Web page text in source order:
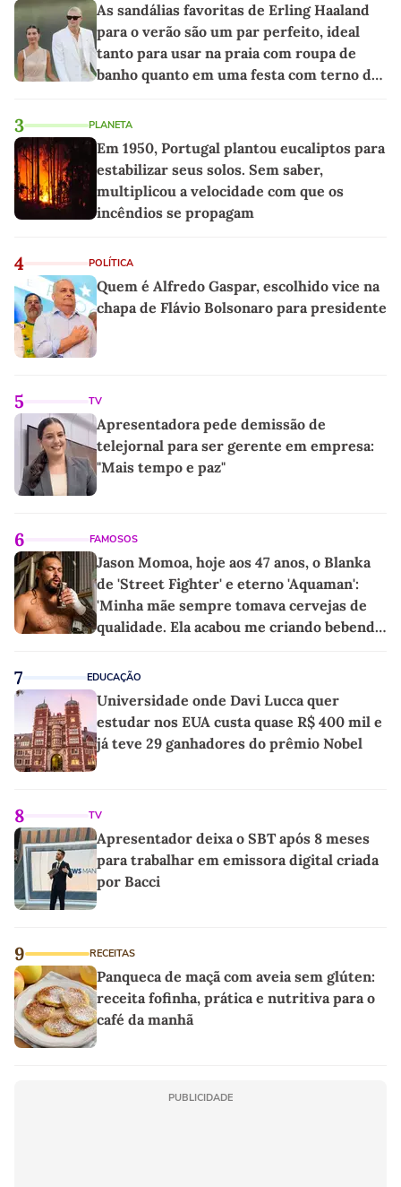
As sandálias favoritas de Erling Haaland
para o verão são um par perfeito, ideal
tanto para usar na praia com roupa de
banho quanto em uma festa com terno de
3 PLANETA
Em 1950, Portugal plantou eucaliptos para
estabilizar seus solos. Sem saber,
multiplicou a velocidade com que os
incêndios se propagam
4 POLÍTICA
Quem é Alfredo Gaspar, escolhido vice na
chapa de Flávio Bolsonaro para presidente
5 TV
Apresentadora pede demissão de
telejornal para ser gerente em empresa:
"Mais tempo e paz"
6 FAMOSOS
Jason Momoa, hoje aos 47 anos, o Blanka
de 'Street Fighter' e eterno 'Aquaman':
'Minha mãe sempre tomava cervejas de
qualidade. Ela acabou me criando bebendo
7 EDUCAÇÃO
Universidade onde Davi Lucca quer
estudar nos EUA custa quase R$ 400 mil e
já teve 29 ganhadores do prêmio Nobel
8 TV
Apresentador deixa o SBT após 8 meses
para trabalhar em emissora digital criada
por Bacci
9 RECEITAS
Panqueca de maçã com aveia sem glúten:
receita fofinha, prática e nutritiva para o
café da manhã
PUBLICIDADE